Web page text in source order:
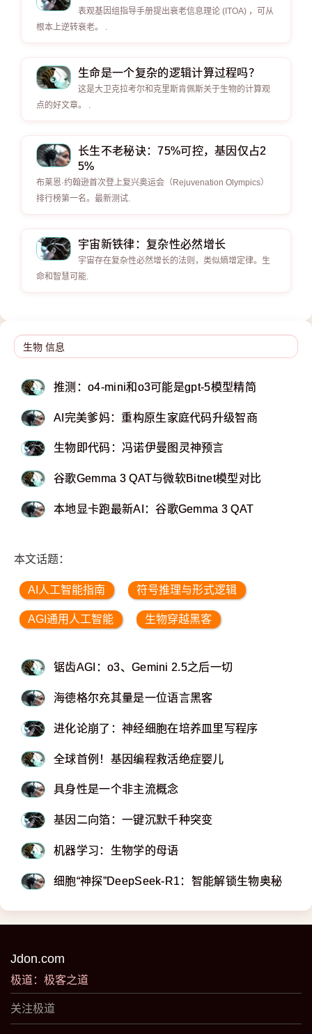
表观基因组指导手册提出衰老信息理论 (ITOA) ，可从
根本上逆转衰老。 .
生命是一个复杂的逻辑计算过程吗？
这是大卫克拉考尔和克里斯肯佩斯关于生物的计算观
点的好文章。 .
长生不老秘诀：75%可控，基因仅占2
5%
布莱恩·约翰逊首次登上复兴奥运会（Rejuvenation Olympics）
排行榜第一名。最新测试.
宇宙新铁律：复杂性必然增长
宇宙存在复杂性必然增长的法则，类似熵增定律。生
命和智慧可能.
推测：o4-mini和o3可能是gpt-5模型精简
AI完美爹妈：重构原生家庭代码升级智商
生物即代码：冯诺伊曼图灵神预言
谷歌Gemma 3 QAT与微软Bitnet模型对比
本地显卡跑最新AI：谷歌Gemma 3 QAT
本文话题：
AI人工智能指南 符号推理与形式逻辑
AGI通用人工智能 生物穿越黑客
锯齿AGI：o3、Gemini 2.5之后一切
海德格尔充其量是一位语言黑客
进化论崩了：神经细胞在培养皿里写程序
全球首例！基因编程救活绝症婴儿
具身性是一个非主流概念
基因二向箔：一键沉默千种突变
机器学习：生物学的母语
细胞“神探”DeepSeek-R1：智能解锁生物奥秘
Jdon.com
极道：极客之道
关注极道